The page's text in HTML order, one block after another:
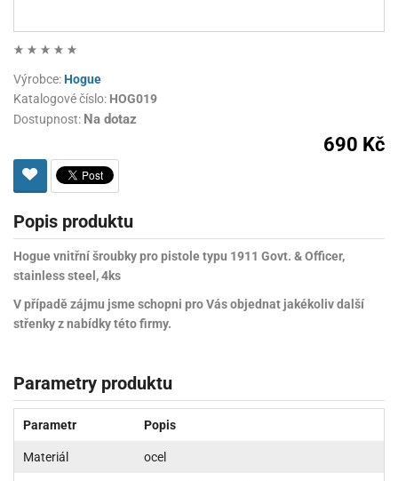
Výrobce:Hogue
Katalogové číslo: HOG019
Dostupnost: Na dotaz
690 Kč
Popis produktu
Hogue vnitřní šroubky pro pistole typu 1911 Govt. & Officer,
stainless steel, 4ks
V případě zájmu jsme schopni pro Vás objednat jakékoliv další
střenky z nabídky této firmy.
Parametry produktu
Parametr Popis
Materiál ocel